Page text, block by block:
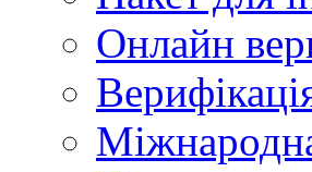
Онлайн